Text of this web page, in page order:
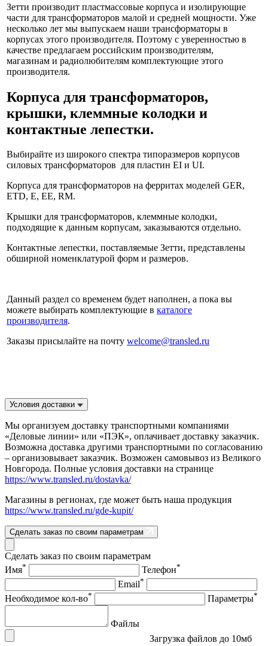
Зетти производит пластмассовые корпуса и изолирующие
части для трансформаторов малой и средней мощности. Уже
несколько лет мы выпускаем наши трансформаторы в
корпусах этого производителя. Поэтому с уверенностью в
качестве предлагаем российским производителям,
магазинам и радиолюбителям комплектующие этого
производителя.
Корпуса для трансформаторов,
крышки, клеммные колодки и
контактные лепестки.
Выбирайте из широкого спектра типоразмеров корпусов
силовых трансформаторов для пластин EI и UI.
Корпуса для трансформаторов на ферритах моделей GER,
ETD, E, EE, RM.
Крышки для трансформаторов, клеммные колодки,
подходящие к данным корпусам, заказываются отдельно.
Контактные лепестки, поставляемые Зетти, представлены
обширной номенклатурой форм и размеров.
Данный раздел со временем будет наполнен, а пока вы
можете выбирать комплектующие в каталоге
производителя.
Заказы присылайте на почту welcome@transled.ru
Условия доставки
Мы организуем доставку транспортными компаниями
«Деловые линии» или «ПЭК», оплачивает доставку заказчик.
Возможна доставка другими транспортными по согласованию
– организовывает заказчик. Возможен самовывоз из Великого
Новгорода. Полные условия доставки на странице
https://www.transled.ru/dostavka/
Магазины в регионах, где может быть наша продукция
https://www.transled.ru/gde-kupit/
Сделать заказ по своим параметрам
Сделать заказ по своим параметрам
Имя* Телефон*
Email*
Необходимое кол-во* Параметры*
Файлы
Загрузка файлов до 10мб